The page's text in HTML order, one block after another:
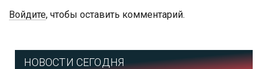
Войдите, чтобы оставить комментарий.
НОВОСТИ СЕГОДНЯ